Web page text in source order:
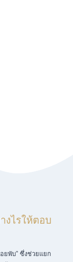
งไรให้ตอบ
ยพับ” ซึ่งช่วยแยก